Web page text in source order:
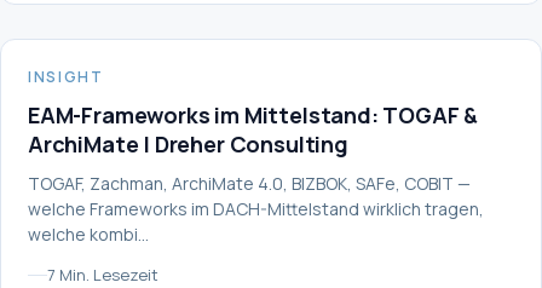
INSIGHT
INSIGHT
EAM-Frameworks im Mittelstand: TOGAF &
ArchiMate | Dreher Consulting
TOGAF, Zachman, ArchiMate 4.0, BIZBOK, SAFe, COBIT —
welche Frameworks im DACH-Mittelstand wirklich tragen,
welche kombi…
7 Min. Lesezeit